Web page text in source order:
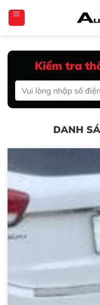
qua
Kiểm tra
DANH